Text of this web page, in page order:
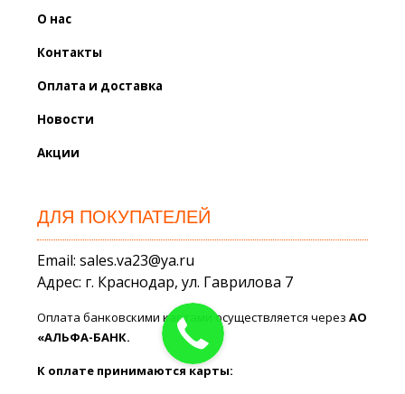
О нас
Контакты
Оплата и доставка
Новости
Акции
ДЛЯ ПОКУПАТЕЛЕЙ
Email: sales.va23@ya.ru
Адрес: г. Краснодар, ул. Гаврилова 7
Оплата банковскими картами осуществляется черезАО
«АЛЬФА-БАНК.
К оплате принимаются карты: